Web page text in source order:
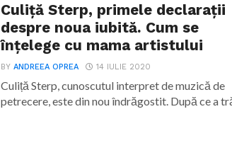
Culiță Sterp, primele declarații
despre noua iubită. Cum se
înțelege cu mama artistului
BYANDREEA OPREA 14 IULIE 2020
Culiță Sterp, cunoscutul interpret de muzică de
petrecere, este din nou îndrăgostit. După ce a